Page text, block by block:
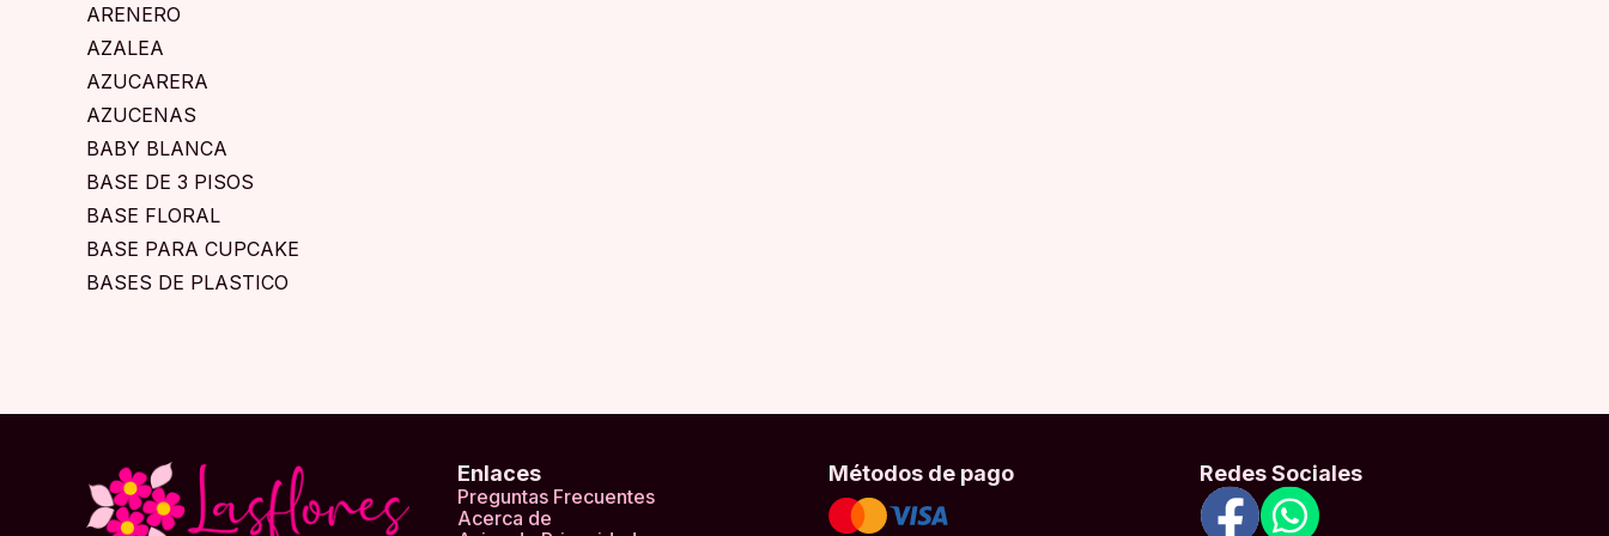
ARENERO
AZALEA
AZUCARERA
AZUCENAS
BABY BLANCA
BASE DE 3 PISOS
BASE FLORAL
BASE PARA CUPCAKE
BASES DE PLASTICO
BOLA NATURAL
BOLSAS
BOLSAS MEDIANA
Enlaces
Preguntas Frecuentes
Acerca de
Métodos de pago Redes Sociales